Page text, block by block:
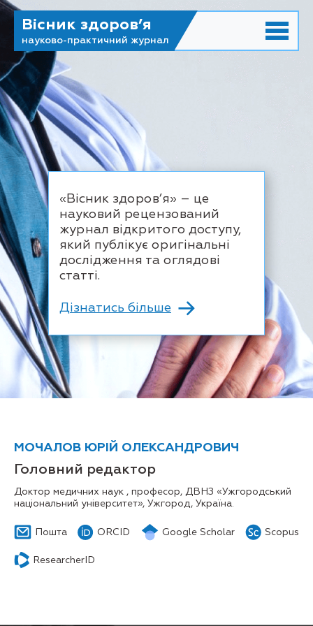
Вісник здоров’я
науково-практичний журнал
«Вісник здоров’я» – це
науковий рецензований
журнал відкритого доступу,
який публікує оригінальні
дослідження та оглядові
статті.
Дізнатись більше
МОЧАЛОВ ЮРІЙ ОЛЕКСАНДРОВИЧ
Головний редактор
Доктор медичних наук , професор, ДВНЗ «Ужгородський
національний університет», Ужгород, Україна.
Пошта ORCID Google Scholar Scopus
ResearcherID